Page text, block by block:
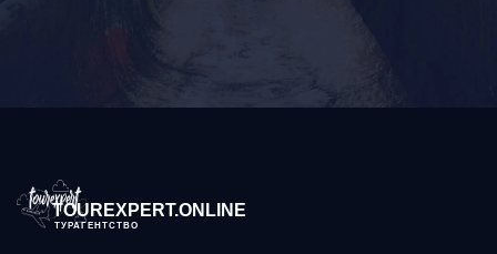
TOUREXPERT.ONLINE
ТУРАГЕНТСТВО